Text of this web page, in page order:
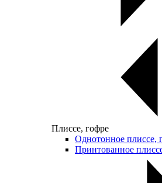
Плиссе, гофре
Однотонное плиссе,
Принтованное